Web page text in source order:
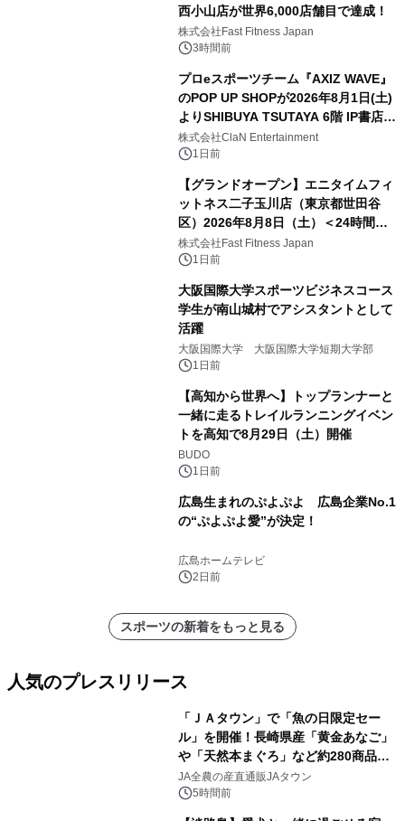
西小山店が世界6,000店舗目で達成！
株式会社Fast Fitness Japan
3時間前
プロeスポーツチーム『AXIZ WAVE』
のPOP UP SHOPが2026年8月1日(土)
よりSHIBUYA TSUTAYA 6階 IP書店で
開催決定！！
株式会社ClaN Entertainment
1日前
【グランドオープン】エニタイムフィ
ットネス二子玉川店（東京都世田谷
区）2026年8月8日（土）＜24時間年
中無休のフィットネスジム＞
株式会社Fast Fitness Japan
1日前
大阪国際大学スポーツビジネスコース
学生が南山城村でアシスタントとして
活躍
大阪国際大学 大阪国際大学短期大学部
1日前
【高知から世界へ】トップランナーと
一緒に走るトレイルランニングイベン
トを高知で8月29日（土）開催
BUDO
1日前
広島生まれのぷよぷよ 広島企業No.1
の“ぷよぷよ愛”が決定！
広島ホームテレビ
2日前
スポーツの新着をもっと見る
人気のプレスリリース
「ＪＡタウン」で「魚の日限定セー
ル」を開催！長崎県産「黄金あなご」
や「天然本まぐろ」など約280商品を
販売！～毎月１０日の定例企画～
JA全農の産直通販JAタウン
5時間前